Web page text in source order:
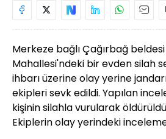
Merkeze bağlı Çağırbağ
Mahallesi'ndeki bir evden silah
ihbarı üzerine olay yerine
ekipleri sevk edildi. Yapılan
kişinin silahla vurularak
Ekiplerin olay yerindeki